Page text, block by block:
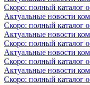
Скоро: полный каталог
Актуальные новости
Скоро: полный каталог
Актуальные новости
Скоро: полный каталог
Актуальные новости
Скоро: полный каталог
Актуальные новости
Скоро: полный каталог